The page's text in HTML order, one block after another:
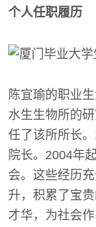
个人任职履历
陈宜瑜的职业
水生生物所的
任了该所所长
院长。2004年
会。这些经历
升，积累了宝
才华，为社会作